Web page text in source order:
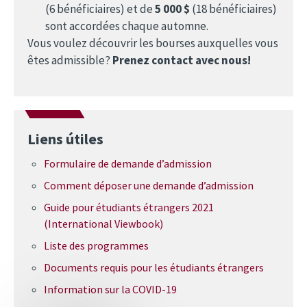
(6 bénéficiaires) et de5 000 $ (18 bénéficiaires)
sont accordées chaque automne.
Vous voulez découvrir les bourses auxquelles vous
êtes admissible? Prenez contact avec nous!
Liens útiles
Formulaire de demande d’admission
Comment déposer une demande d’admission
Guide pour étudiants étrangers 2021
(International Viewbook)
Liste des programmes
Documents requis pour les étudiants étrangers
Information sur la COVID-19